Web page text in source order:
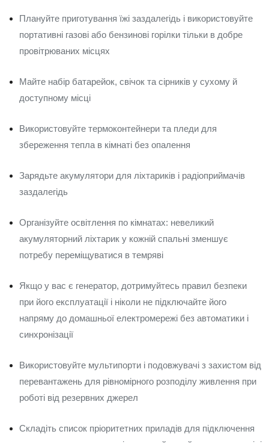
Плануйте приготування їжі заздалегідь і використовуйте
портативні газові або бензинові горілки тільки в добре
провітрюваних місцях
Майте набір батарейок, свічок та сірників у сухому й
доступному місці
Використовуйте термоконтейнери та пледи для
збереження тепла в кімнаті без опалення
Зарядьте акумулятори для ліхтариків і радіоприймачів
заздалегідь
Організуйте освітлення по кімнатах: невеликий
акумуляторний ліхтарик у кожній спальні зменшує
потребу переміщуватися в темряві
Якщо у вас є генератор, дотримуйтесь правил безпеки
при його експлуатації і ніколи не підключайте його
напряму до домашньої електромережі без автоматики і
синхронізації
Використовуйте мультипорти і подовжувачі з захистом від
перевантажень для рівномірного розподілу живлення при
роботі від резервних джерел
Складіть список пріоритетних приладів для підключення